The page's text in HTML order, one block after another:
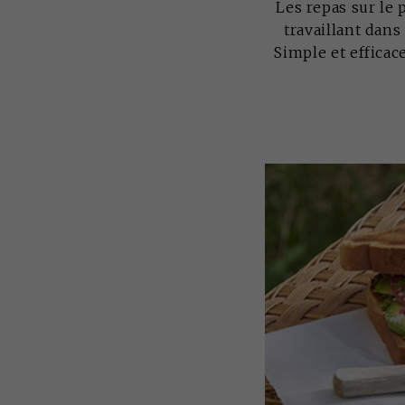
Les repas sur le
travaillant dans
Simple et